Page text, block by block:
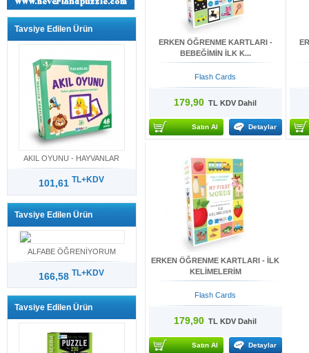
Tavsiye Edilen Ürün
AKIL OYUNU - HAYVANLAR
101,61 TL+KDV
Tavsiye Edilen Ürün
ALFABE ÖĞRENİYORUM
166,58 TL+KDV
Tavsiye Edilen Ürün
ERKEN ÖĞRENME KARTLARI -
BEBEĞİMİN İLK K...
Flash Cards
179,90 TL KDV Dahil
Satın Al Detaylar
ERKEN ÖĞRENME KARTLARI - İLK
KELİMELERİM
Flash Cards
179,90 TL KDV Dahil
Satın Al Detaylar